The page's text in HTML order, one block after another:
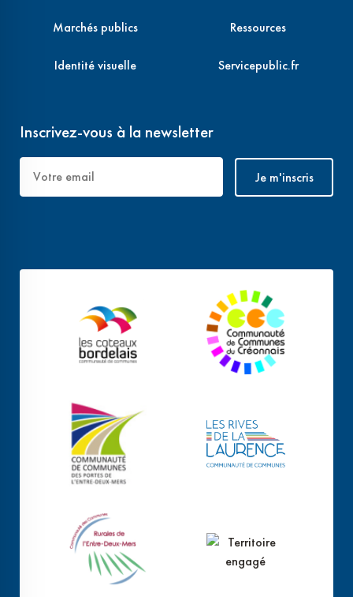
Marchés publics
Identité visuelle
Ressources
Servicepublic.fr
Inscrivez-vous à la newsletter